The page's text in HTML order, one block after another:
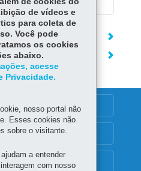
de vídeos e
para coleta de
Você pode
os cookies
abaixo.
acesse
Privacidade.
nosso portal não
Esses cookies não
sobre o visitante.
a entender
com nosso